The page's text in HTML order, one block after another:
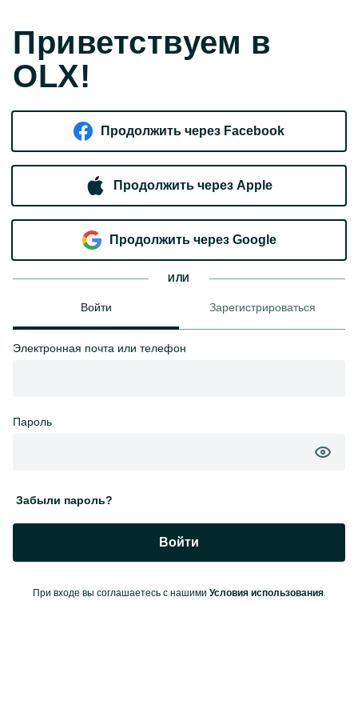
Приветствуем в
OLX!
Продолжить через Facebook
Продолжить через Apple
Продолжить через Google
ИЛИ
Войти Зарегистрироваться
Электронная почта или телефон
Пароль
Забыли пароль?
Войти
При входе вы соглашаетесь с нашими Условия использования.